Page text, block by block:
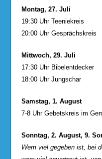
Montag, 27. Juli
19:30 Uhr Teeniekreis
20:00 Uhr Gesprächskreis
Mittwoch, 29. Juli
17:30 Uhr Bibelentdecker
18:00 Uhr Jungschar
Samstag, 1. August
7-8 Uhr Gebetskreis im
Sonntag, 2. August, 9.
Wem viel gegeben ist, bei